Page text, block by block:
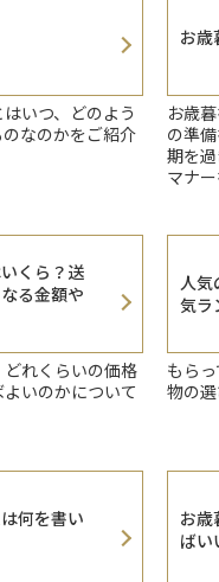
いつ、どのよう
なのかをご紹介
お歳
お歳
の準
期を
マナ
くら？送
る金額や
れくらいの価格
いのかについて
人気
気ラ
もら
物の選
何を書い
お歳
ばい